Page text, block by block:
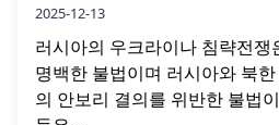
2025-12-13
러시아의 우크라이나 침략전
명백한 불법이며 러시아와 북
의 안보리 결의를 위반한 불법